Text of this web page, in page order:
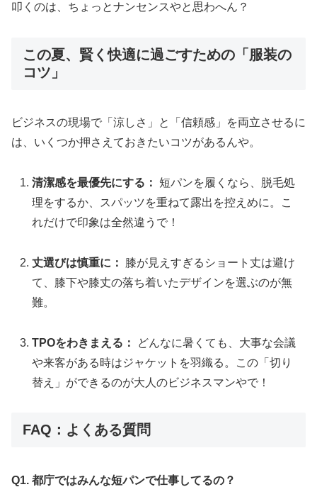
叩くのは、ちょっとナンセンスやと思わへん？
この夏、賢く快適に過ごすための「服装の
コツ」
ビジネスの現場で「涼しさ」と「信頼感」を両立させるに
は、いくつか押さえておきたいコツがあるんや。
清潔感を最優先にする： 短パンを履くなら、脱毛処
理をするか、スパッツを重ねて露出を控えめに。こ
れだけで印象は全然違うで！
丈選びは慎重に：
膝が見えすぎるショート丈は避け
て、膝下や膝丈の落ち着いたデザインを選ぶのが無
難。
TPOをわきまえる：
どんなに暑くても、大事な会議
や来客がある時はジャケットを羽織る。この「切り
替え」ができるのが大人のビジネスマンやで！
FAQ：よくある質問
Q1. 都庁ではみんな短パンで仕事してるの？